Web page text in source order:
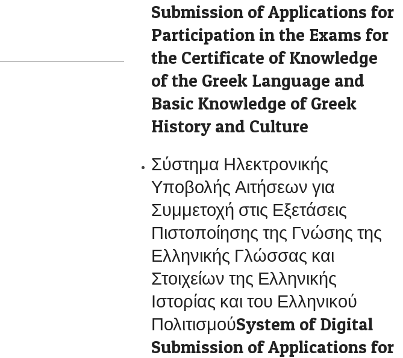
Submission of Applications for
Participation in the Exams for
the Certificate of Knowledge
of the Greek Language and
Basic Knowledge of Greek
History and Culture
Σύστημα Ηλεκτρονικής
Υποβολής Αιτήσεων για
Συμμετοχή στις Εξετάσεις
Πιστοποίησης της Γνώσης της
Ελληνικής Γλώσσας και
Στοιχείων της Ελληνικής
Ιστορίας και του Ελληνικού
ΠολιτισμούSystem of Digital
Submission of Applications for